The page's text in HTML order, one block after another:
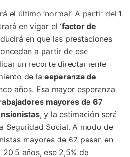
el último ‘normal’. A partir del 1
en vigor el ‘factor de
en que las prestaciones
a partir de ese
un recorte directamente
de la esperanza de
años. Esa mayor esperanza
mayores de 67
, y la estimación será
Seguridad Social. A modo de
mayores de 67 pasan en
años, ese 2,5% de